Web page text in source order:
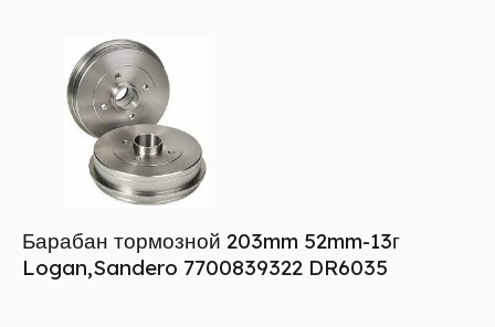
Барабан тормозной 203mm 52mm-13г
Logan,Sandero 7700839322 DR6035